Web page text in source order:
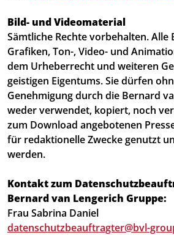
Bild- und Videomaterial
Sämtliche Rechte vorbehalten. Alle
Grafiken, Ton-, Video- und
dem Urheberrecht und weiteren
geistigen Eigentums. Sie dürfen
Genehmigung durch die Bernard
weder verwendet, kopiert, noch
zum Download angebotenen
für redaktionelle Zwecke genutzt
werden.
Kontakt zum
Bernard van Lengerich Gruppe:
Frau Sabrina Daniel
datenschutzbeauftragter@bvl-